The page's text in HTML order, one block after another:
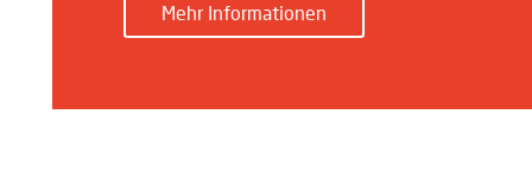
Mehr Informationen